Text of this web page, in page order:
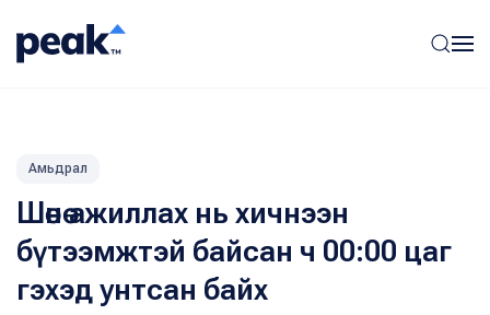
Амьдрал
Шөнө ажиллах нь хичнээн
бүтээмжтэй байсан ч 00:00 цаг
гэхэд унтсан байх